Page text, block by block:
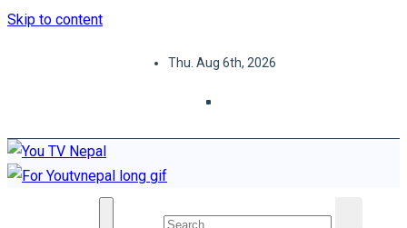
Skip to content
Thu. Aug 6th, 2026